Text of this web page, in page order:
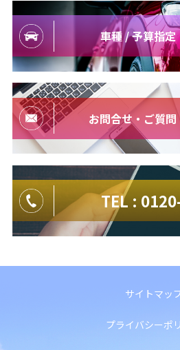
車種 / 予算指
お問合せ・ご質
TEL :
サイトマッ
プライバシーポ